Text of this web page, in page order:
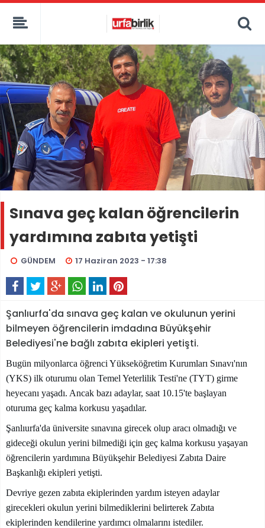
Sınava geç kalan öğrencilerin
yardımına zabıta yetişti
GÜNDEM 17 Haziran 2023 - 17:38
Şanlıurfa'da sınava geç kalan ve okulunun yerini
bilmeyen öğrencilerin imdadına Büyükşehir
Belediyesi'ne bağlı zabıta ekipleri yetişti.
Bugün milyonlarca öğrenci Yükseköğretim Kurumları Sınavı'nın
(YKS) ilk oturumu olan Temel Yeterlilik Testi'ne (TYT) girme
heyecanı yaşadı. Ancak bazı adaylar, saat 10.15'te başlayan
oturuma geç kalma korkusu yaşadılar.
Şanlıurfa'da üniversite sınavına girecek olup aracı olmadığı ve
gideceği okulun yerini bilmediği için geç kalma korkusu yaşayan
öğrencilerin yardımına Büyükşehir Belediyesi Zabıta Daire
Başkanlığı ekipleri yetişti.
Devriye gezen zabıta ekiplerinden yardım isteyen adaylar
girecekleri okulun yerini bilmediklerini belirterek Zabıta
ekiplerinden kendilerine yardımcı olmalarını istediler.